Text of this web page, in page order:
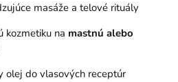
masáže a telové rituály
kozmetiku na mastnú alebo
olej do vlasových receptúr